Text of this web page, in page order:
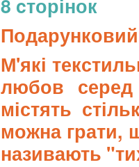
8 cторінок
М'які
любов серед
містять
можна грати,
називають